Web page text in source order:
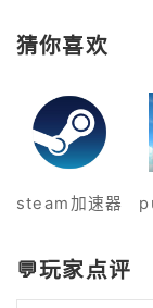
猜你喜欢
steam加速器
💬玩家点评